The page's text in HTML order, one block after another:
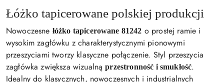
Łóżko tapicerowane polskiej produkcji
Nowoczesne łóżko tapicerowane 81242 o prostej ramie i
wysokim zagłówku z charakterystycznymi pionowymi
przeszyciami tworzy klasyczne połączenie. Styl przeszycia
zagłówka zwiększa wizualnąprzestronność i smukłość.
Idealny do klasycznych, nowoczesnych i industrialnych